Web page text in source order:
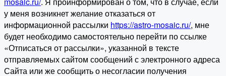
у меня возникнет желание отказаться от
информационной рассылки https://astro-mosaic.ru/, мне
будет необходимо самостоятельно перейти по ссылке
«Отписаться от рассылки», указанной в тексте
отправляемых сайтом сообщений с электронного адреса
Сайта или же сообщить о несогласии получения